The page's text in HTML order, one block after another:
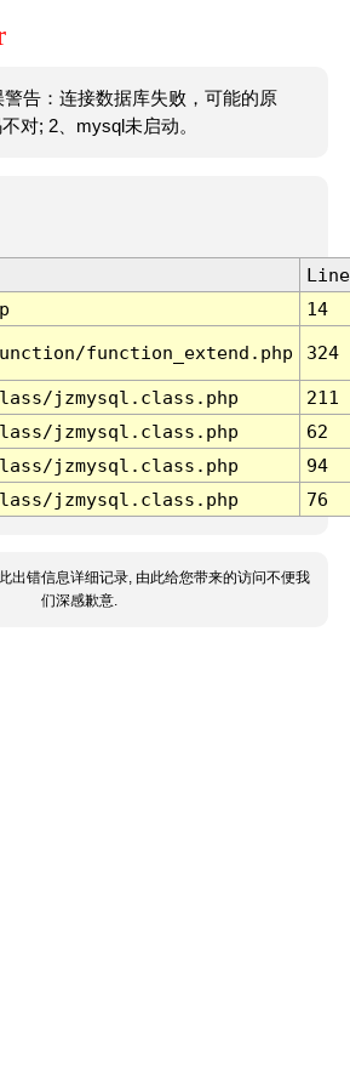
警告：连接数据库失败，可能的原
对; 2、mysql未启动。
Line
14
function_extend.php 324
jzmysql.class.php
211
jzmysql.class.php
62
jzmysql.class.php
94
jzmysql.class.php 76
出错信息详细记录, 由此给您带来的访问不便我
们深感歉意.